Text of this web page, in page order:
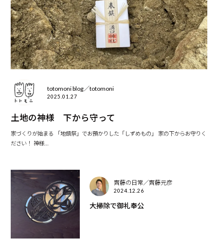
totomoni blog／totomoni
2025.01.27
土地の神様 下から守って
家づくりが始まる 「地鎮祭」でお預かりした「しずめもの」 家の下からお守りく
ださい！ 神様...
齊藤の日常／齊藤元彦
2024.12.26
大掃除で御礼奉公